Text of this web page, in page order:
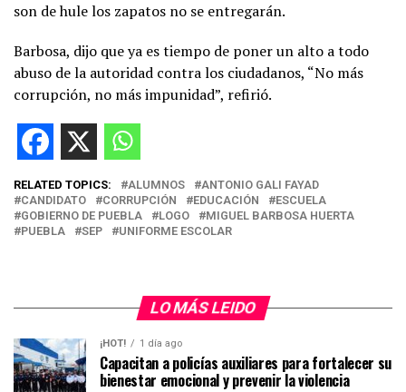
son de hule los zapatos no se entregarán.
Barbosa, dijo que ya es tiempo de poner un alto a todo
abuso de la autoridad contra los ciudadanos, “No más
corrupción, no más impunidad”, refirió.
RELATED TOPICS: ALUMNOS
ANTONIO GALI FAYAD
CANDIDATO
CORRUPCIÓN EDUCACIÓN
ESCUELA
GOBIERNO DE PUEBLA
LOGO
MIGUEL BARBOSA HUERTA
PUEBLA
SEP UNIFORME ESCOLAR
LO MÁS LEIDO
¡HOT! 1 día ago
Capacitan a policías auxiliares para fortalecer su
bienestar emocional y prevenir la violencia